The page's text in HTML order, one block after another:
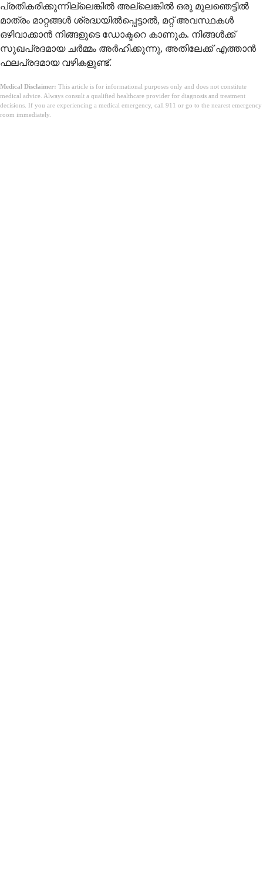
പ്രതികരിക്കുന്നില്ലെങ്കിൽ അല്ലെങ്കിൽ ഒരു മുലഞെട്ടിൽ
മാത്രം മാറ്റങ്ങൾ ശ്രദ്ധയിൽപ്പെട്ടാൽ, മറ്റ് അവസ്ഥകൾ
ഒഴിവാക്കാൻ നിങ്ങളുടെ ഡോക്ടറെ കാണുക. നിങ്ങൾക്ക്
സുഖപ്രദമായ ചർമ്മം അർഹിക്കുന്നു, അതിലേക്ക് എത്താൻ
ഫലപ്രദമായ വഴികളുണ്ട്.
Medical Disclaimer: This article is for informational purposes only and does not constitute
medical advice. Always consult a qualified healthcare provider for diagnosis and treatment
decisions. If you are experiencing a medical emergency, call 911 or go to the nearest emergency
room immediately.